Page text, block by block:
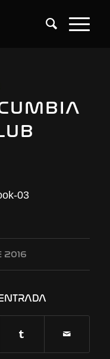
2016